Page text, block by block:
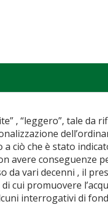
, “leggero”, tale da
che è stato
avere conseguenze
da vari decenni , il
cui promuovere
interrogativi di